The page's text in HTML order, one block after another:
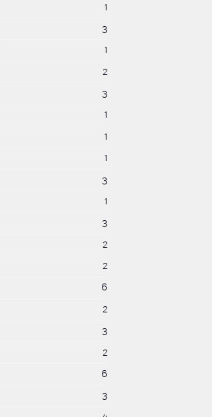
1
3
1
2
3
1
1
1
3
1
3
2
2
6
2
3
2
6
3